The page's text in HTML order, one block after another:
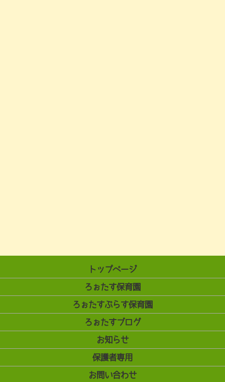
トップページ
ろぉたす保育園
ろぉたすぷらす保育園
ろぉたすブログ
お知らせ
保護者専用
お問い合わせ